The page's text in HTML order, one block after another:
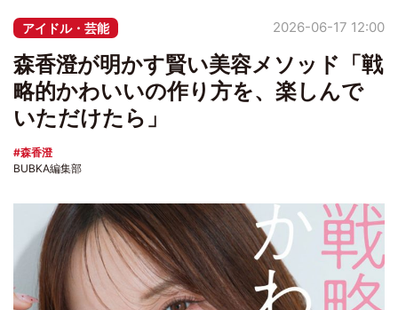
アイドル・芸能 2026-06-17 12:00
森香澄が明かす賢い美容メソッド「戦
略的かわいいの作り方を、楽しんで
いただけたら」
森香澄
BUBKA編集部